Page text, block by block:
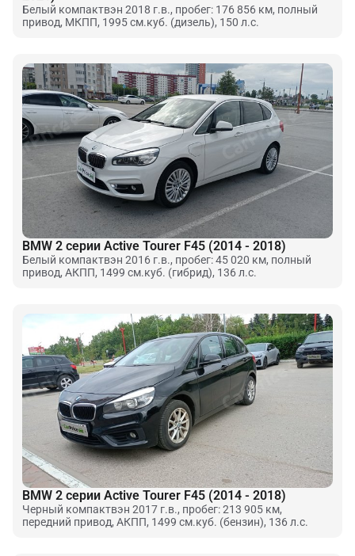
Белый компактвэн 2018 г.в., пробег: 176 856 км, полный
привод, МКПП, 1995 см.куб. (дизель), 150 л.с.
BMW 2 серии Active Tourer F45 (2014 - 2018)
Белый компактвэн 2016 г.в., пробег: 45 020 км, полный
привод, АКПП, 1499 см.куб. (гибрид), 136 л.с.
BMW 2 серии Active Tourer F45 (2014 - 2018)
Черный компактвэн 2017 г.в., пробег: 213 905 км,
передний привод, АКПП, 1499 см.куб. (бензин), 136 л.с.